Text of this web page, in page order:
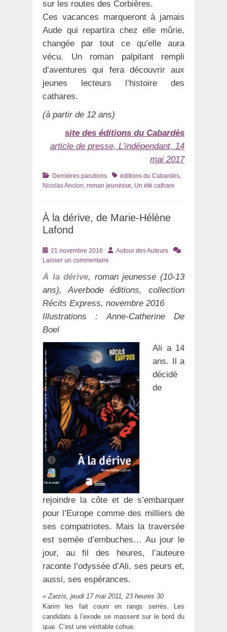
sur les routes des Corbières.
Ces vacances marqueront à jamais
Aude qui repartira chez elle mûrie,
changée par tout ce qu’elle aura
vécu. Un roman palpitant rempli
d’aventures qui fera découvrir aux
jeunes lecteurs l’histoire des
cathares.
(à partir de 12 ans)
site des éditions du Cabardès
article de presse, L’indépendant, 14
mai 2017
Catégories
Dernières parutions Tagséditions du Cabardès,
Nicolas Ancion, roman jeunesse, Un été cathare
À la dérive, de Marie-Hélène
Lafond
Posté
le
21 novembre 2016 AuteurAutour des Auteurs
Laisser un commentaire
À la dérive, roman jeunesse (10-13
ans), Averbode éditions, collection
Récits Express, novembre 2016
Illustrations : Anne-Catherine De
Boel
Ali a 14
ans. Il a
décidé
de
rejoindre la côte et de s’embarquer
pour l’Europe comme des milliers de
ses compatriotes. Mais la traversée
est semée d’embuches… Au jour le
jour, au fil des heures, l’auteure
raconte l’odyssée d’Ali, ses peurs et,
aussi, ses espérances.
« Zarzis, jeudi 17 mai 2011, 23 heures 30
Karim les fait courir en rangs serrés. Les
candidats à l’exode se massent sur le bord du
quai. C’est une véritable cohue.